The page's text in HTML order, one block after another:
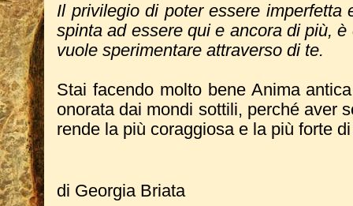
Il privilegio di poter essere imperfetta
spinta ad essere qui e ancora di più,
vuole sperimentare attraverso di te.
Stai facendo molto bene Anima
onorata dai mondi sottili, perché aver
rende la più coraggiosa e la più forte
di Georgia Briata